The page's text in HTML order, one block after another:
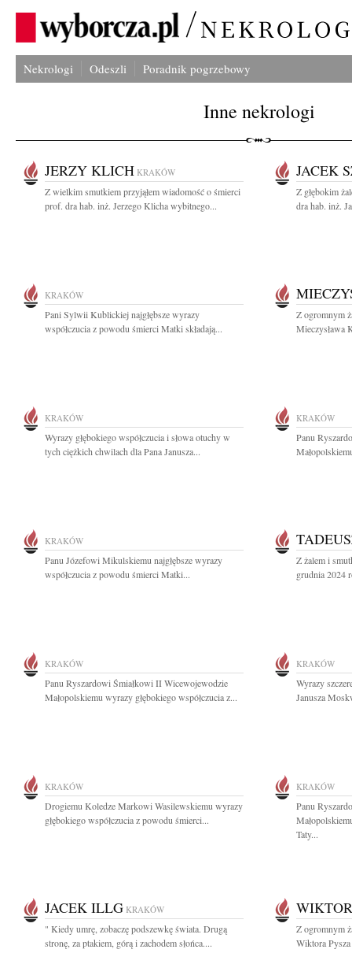
Nekrologi Odeszli Poradnik pogrzebowy
Inne nekrologi
JERZY KLICH KRAKÓW
Z wielkim smutkiem przyjąłem wiadomość o śmierci
prof. dra hab. inż. Jerzego Klicha wybitnego...
JACEK
Z głębokim
dra hab. inż.
KRAKÓW
Pani Sylwii Kublickiej najgłębsze wyrazy
współczucia z powodu śmierci Matki składają...
Z ogromnym
Mieczysława
KRAKÓW
Wyrazy głębokiego współczucia i słowa otuchy w
tych ciężkich chwilach dla Pana Janusza...
KRAKÓW
Panu
KRAKÓW
Panu Józefowi Mikulskiemu najgłębsze wyrazy
współczucia z powodu śmierci Matki...
Z żalem i
grudnia 2024
KRAKÓW
Panu Ryszardowi Śmiałkowi II Wicewojewodzie
Małopolskiemu wyrazy głębokiego współczucia z...
KRAKÓW
Wyrazy
Janusza
KRAKÓW
Drogiemu Koledze Markowi Wasilewskiemu wyrazy
głębokiego współczucia z powodu śmierci...
KRAKÓW
Panu
Taty...
JACEK ILLG KRAKÓW
" Kiedy umrę, zobaczę podszewkę świata. Drugą
stronę, za ptakiem, górą i zachodem słońca....
Z ogromnym
Wiktora Pysza